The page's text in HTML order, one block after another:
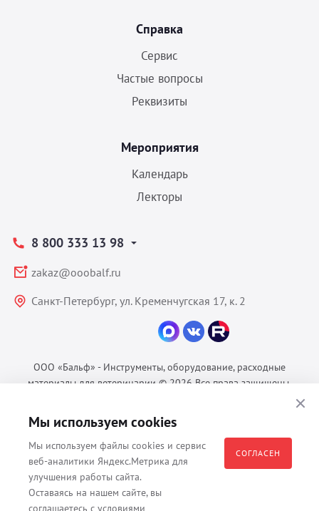
Справка
Сервис
Частые вопросы
Реквизиты
Мероприятия
Календарь
Лекторы
8 800 333 13 98
zakaz@ooobalf.ru
Санкт-Петербург, ул. Кременчугская 17, к. 2
ООО «Бальф» - Инструменты, оборудование, расходные
материалы для ветеринарии © 2026 Все права защищены.
Согласие на обработку ПДн
Пользовательское соглашение
Все материалы, содержащиеся на данном веб-сайте, в том числе -
Мы используем cookies
Мы используем файлы cookies и сервис
веб-аналитики Яндекс.Метрика для
улучшения работы сайта.
Оставаясь на нашем сайте, вы
соглашаетесь с условиями
СОГЛАСЕН